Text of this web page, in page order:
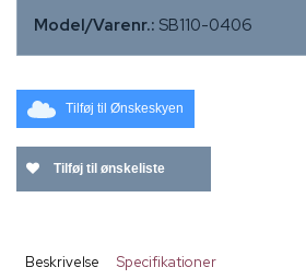
Model/Varenr.: SB110-0406
Tilføj til Ønskeskyen
Tilføj til ønskeliste
Beskrivelse Specifikationer